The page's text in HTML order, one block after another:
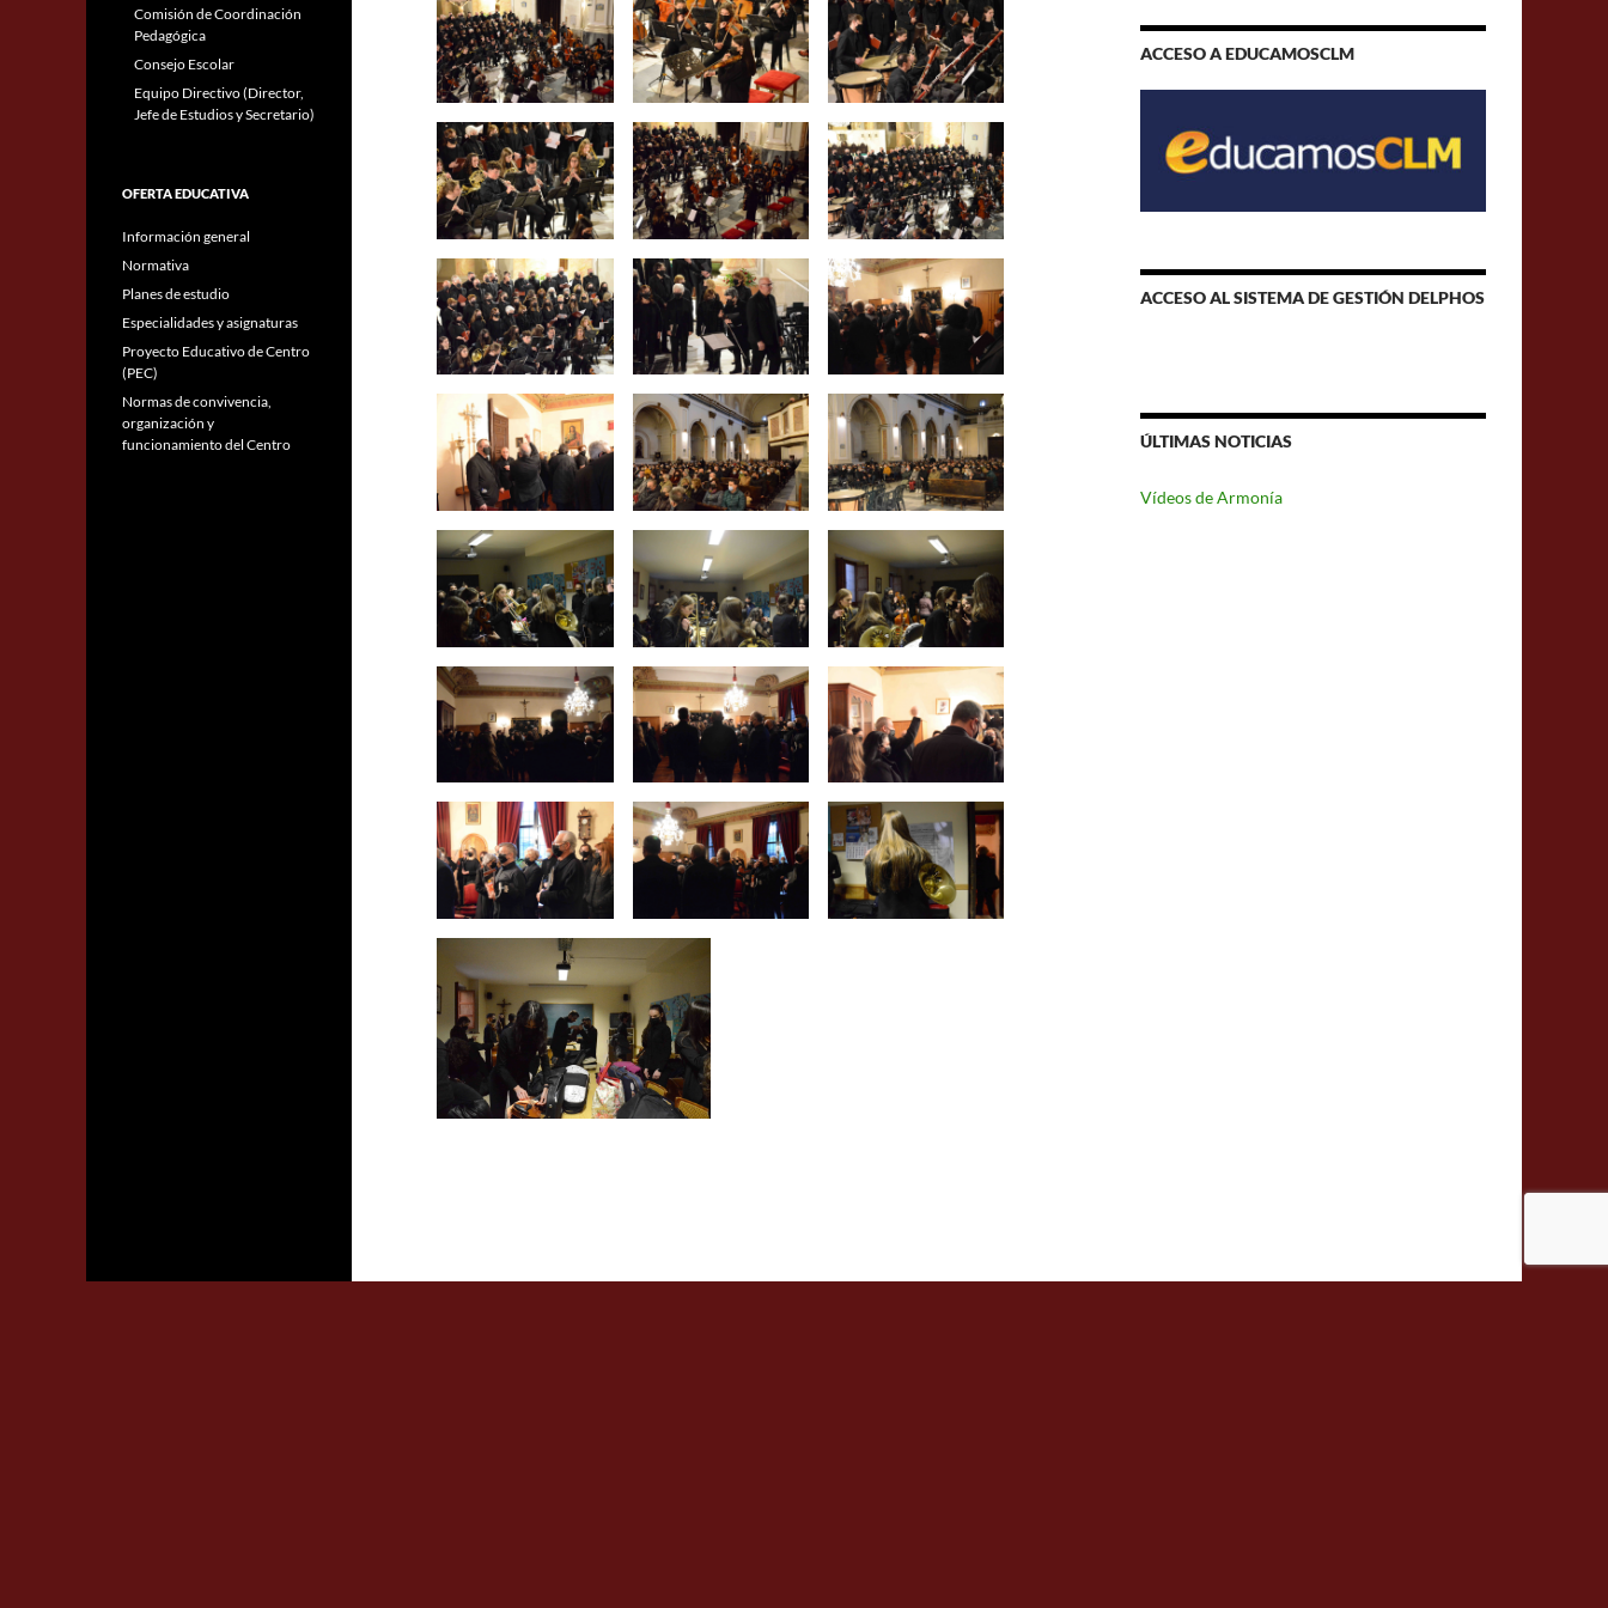
ACCESO A EDUCAMOSCLM
ACCESO AL SISTEMA DE GESTIÓN DELPHOS
ÚLTIMAS NOTICIAS
Vídeos de Armonía
Comisión de Coordinación
Pedagógica
Consejo Escolar
Equipo Directivo (Director,
Jefe de Estudios y Secretario)
OFERTA EDUCATIVA
Información general
Normativa
Planes de estudio
Especialidades y asignaturas
Proyecto Educativo de Centro
(PEC)
Normas de convivencia,
organización y
funcionamiento del Centro